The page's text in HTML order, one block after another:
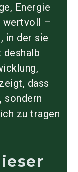
Energie
wertvoll –
in der sie
deshalb
dass
sondern
zu tragen